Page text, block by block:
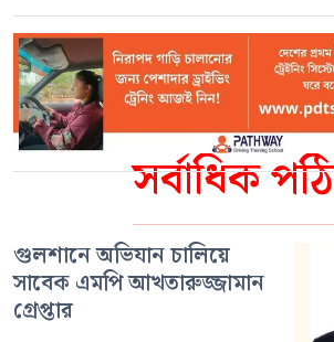
সর্বাধিক
গুলশানে অভিযান চালিয়ে
সাবেক এমপি আখতারুজ্জামান
গ্রেপ্তার